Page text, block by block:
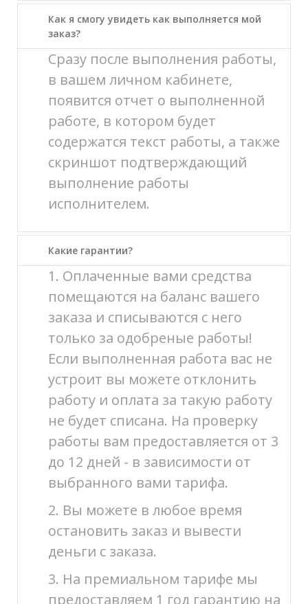
Как я смогу увидеть как выполняется мой
заказ?
Сразу после выполнения работы,
в вашем личном кабинете,
появится отчет о выполненной
работе, в котором будет
содержатся текст работы, а также
скриншот подтверждающий
выполнение работы
исполнителем.
Какие гарантии?
1. Оплаченные вами средства
помещаются на баланс вашего
заказа и списываются с него
только за одобреные работы!
Если выполненная работа вас не
устроит вы можете отклонить
работу и оплата за такую работу
не будет списана. На проверку
работы вам предоставляется от 3
до 12 дней - в зависимости от
выбранного вами тарифа.
2. Вы можете в любое время
остановить заказ и вывести
деньги с заказа.
3. На премиальном тарифе мы
предоставляем 1 год гарантию на